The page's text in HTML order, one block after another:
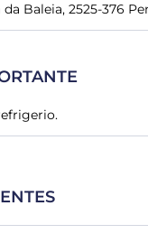
Baleia, 2525-376